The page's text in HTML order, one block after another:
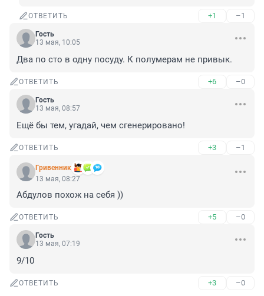
ОТВЕТИТЬ +1 –1
Гость
13 мая, 10:05
Два по сто в одну посуду. К полумерам не привык.
ОТВЕТИТЬ +6 –0
Гость
13 мая, 08:57
Ещё бы тем, угадай, чем сгенерировано!
ОТВЕТИТЬ +3 –1
Гривенник
13 мая, 08:27
Абдулов похож на себя ))
ОТВЕТИТЬ +5 –0
Гость
13 мая, 07:19
9/10
ОТВЕТИТЬ +3 –0